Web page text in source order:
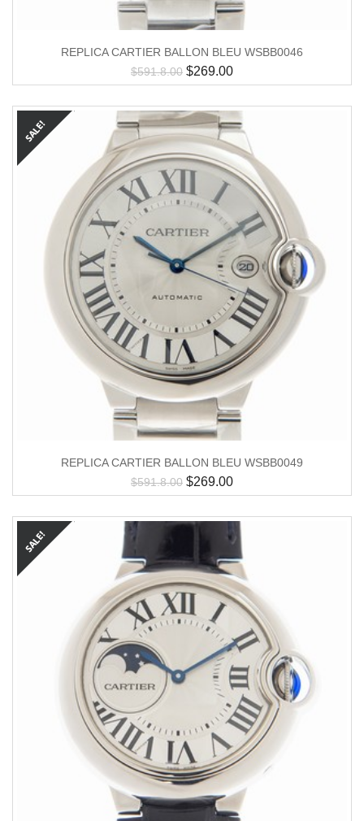
REPLICA CARTIER BALLON BLEU WSBB0046
$591.8.00 $269.00
REPLICA CARTIER BALLON BLEU WSBB0049
$591.8.00 $269.00